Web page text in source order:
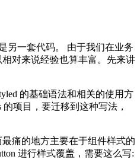
另一套代码。 由于我们在业务
对来说经验也算丰富。先来讲
的基础语法和相关的使用方
的项目，要迁移到这种写法，
痛的地方主要在于组件样式的
进行样式覆盖，需要这么写: